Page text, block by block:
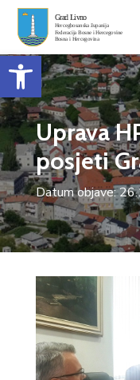
Open toolbar
Uprava
posjeti
Datum objave: